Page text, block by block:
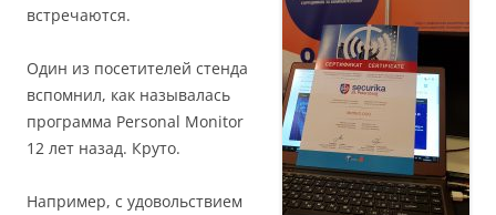
встречаются.
Один из посетителей стенда
вспомнил, как называлась
программа Personal Monitor
12 лет назад. Круто.
Например, с удовольствием